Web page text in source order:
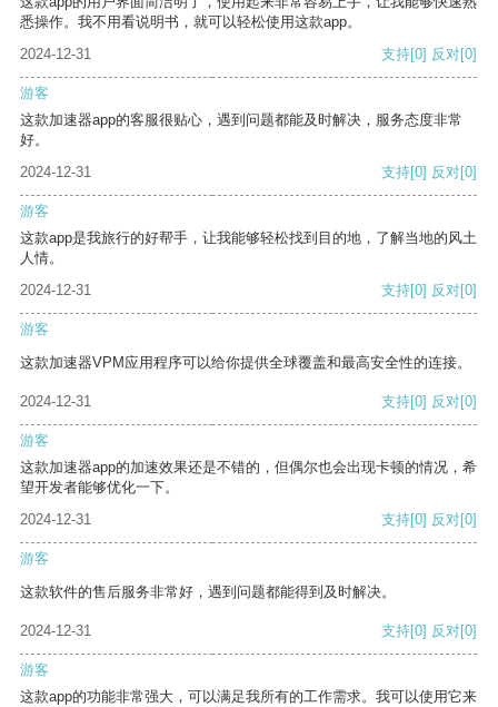
悉操作。我不用看说明书，就可以轻松使用这款app。
2024-12-31
支持[0] 反对[0]
游客
这款加速器app的客服很贴心，遇到问题都能及时解决，服务态度非常
好。
2024-12-31
支持[0] 反对[0]
游客
这款app是我旅行的好帮手，让我能够轻松找到目的地，了解当地的风土
人情。
2024-12-31
支持[0] 反对[0]
游客
这款加速器VPM应用程序可以给你提供全球覆盖和最高安全性的连接。
2024-12-31 支持[0] 反对[0]
游客
这款加速器app的加速效果还是不错的，但偶尔也会出现卡顿的情况，希
望开发者能够优化一下。
2024-12-31
支持[0] 反对[0]
游客
这款软件的售后服务非常好，遇到问题都能得到及时解决。
2024-12-31 支持[0] 反对[0]
游客
这款app的功能非常强大，可以满足我所有的工作需求。我可以使用它来